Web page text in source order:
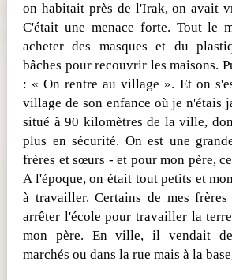
on habitait près de l'Irak, on avait
C'était une menace forte. Tout le
acheter des masques et du
bâches pour recouvrir les maisons.
: « On rentre au village ». Et on
village de son enfance où je n'étais
situé à 90 kilomètres de la ville,
plus en sécurité. On est une
frères et sœurs - et pour mon père,
A l'époque, on était tout petits et
à travailler. Certains de mes
arrêter l'école pour travailler la
mon père. En ville, il vendait
marchés ou dans la rue mais à la